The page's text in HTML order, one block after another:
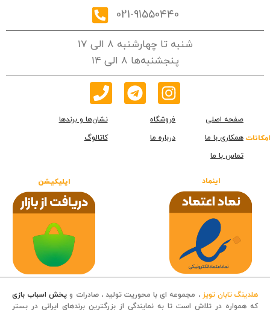
021-91550440
شنبه تا چهارشنبه 8 الی 17
پنجشنبه‌ها 8 الی 14
امکانات
صفحه اصلی فروشگاه
نشان‌ها و برندها
همکاری با ما
درباره ما
کاتالوگ
تماس با ما
اینماد اپلیکیشن
هلدینگ تابان تویز ، مجموعه ای با محوریت تولید ، صادرات و پخش اسباب بازی
که همواره در تلاش است تا به نمایندگی از بزرگترین برندهای ایرانی در بستر